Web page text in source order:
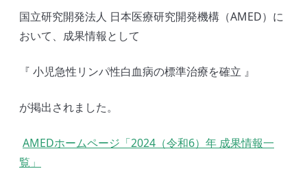
国立研究開発法人 日本医療研究開発機構（AMED）に
おいて、成果情報として
『 小児急性リンパ性白血病の標準治療を確立 』
が掲出されました。
AMEDホームページ「2024（令和6）年 成果情報一
覧」